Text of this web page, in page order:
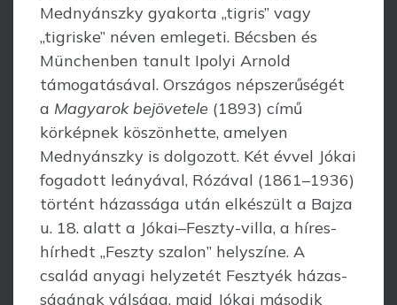
Mednyánszky gyakorta „tigris” vagy
„tigriske” néven emlegeti. Bécsben és
Münchenben tanult Ipolyi Arnold
támogatásával. Országos népszerűségét
a Magyarok bejövetele (1893) című
körképnek köszönhette, amelyen
Mednyánszky is dolgozott. Két évvel Jókai
fogadott leányával, Rózával (1861–1936)
történt házassága után elkészült a Bajza
u. 18. alatt a Jókai–Feszty-villa, a híres-
hírhedt „Feszty szalon” helyszíne. A
család anyagi helyzetét Fesztyék házas­
ságának válsága, majd Jókai második